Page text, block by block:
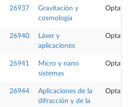
26937
Gravitación y
cosmología
26940
Láser y
aplicaciones
26941
Micro y nano
sistemas
26944
Aplicaciones de la
difracción y de la